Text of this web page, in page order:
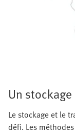
Un
Le stockage et le
défi. Les